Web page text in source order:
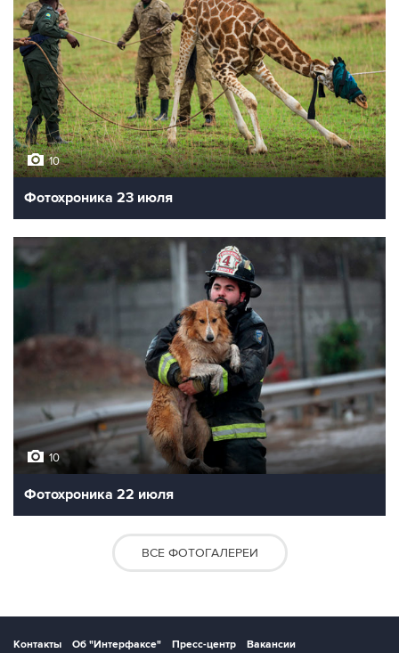
10
Фотохроника 23 июля
10
Фотохроника 22 июля
ВСЕ ФОТОГАЛЕРЕИ
Контакты Об "Интерфаксе" Пресс-центр
Вакансии